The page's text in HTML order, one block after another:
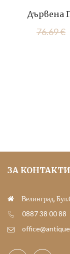
Дървена
76.69€
ЗА КОНТАКТИ
Велинград,
0887 38 00 88